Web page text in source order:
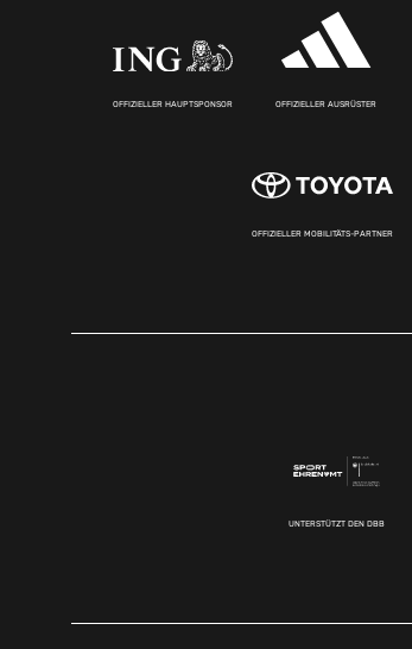
OFFIZIELLER HAUPTSPONSOR OFFIZIELLER AUSRÜSTER
OFFIZIELLER MOBILITÄTS-PARTNER
UNTERSTÜTZT DEN DBB